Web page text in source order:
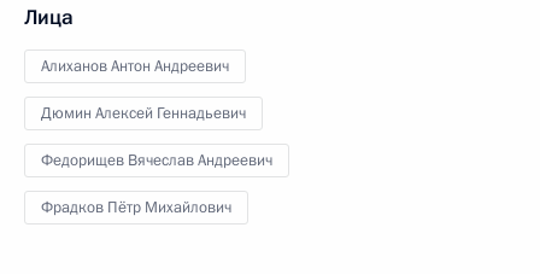
Лица
Алиханов Антон Андреевич
Дюмин Алексей Геннадьевич
Федорищев Вячеслав Андреевич
Фрадков Пётр Михайлович